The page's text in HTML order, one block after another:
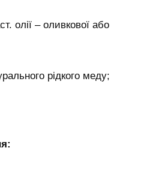
олії – оливкової або
рідкого меду;